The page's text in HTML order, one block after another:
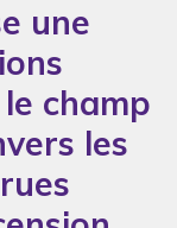
une
champ
les